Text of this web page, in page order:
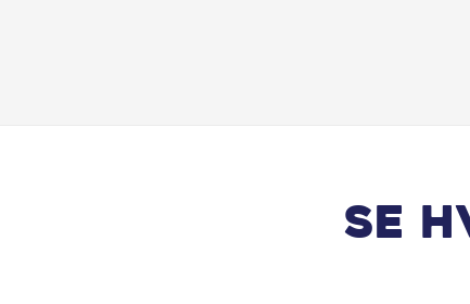
Se